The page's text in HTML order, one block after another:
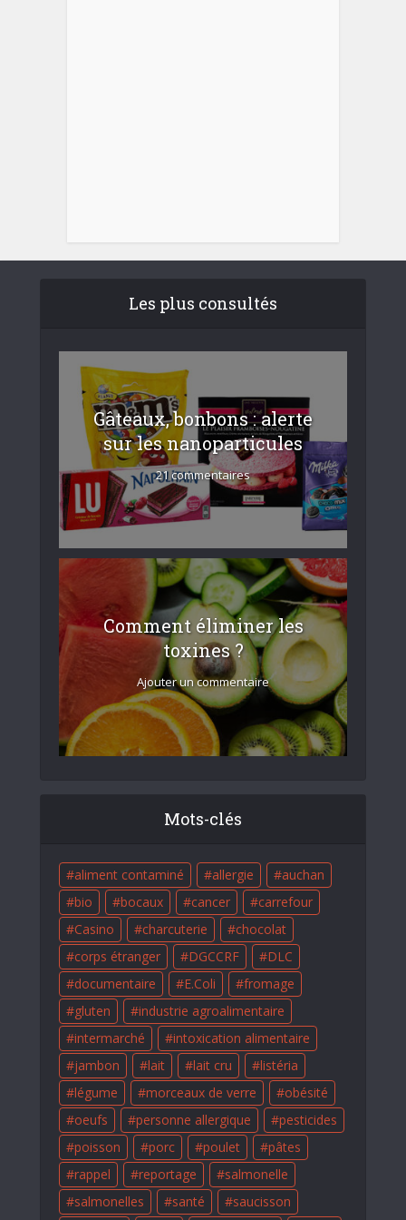
Les plus consultés
Gâteaux, bonbons : alerte
sur les nanoparticules
21 commentaires
Comment éliminer les
toxines ?
Ajouter un commentaire
Mots-clés
aliment contaminé allergie
auchan
bio
bocaux cancer
carrefour
Casino
charcuterie
chocolat
corps étranger
DGCCRF
DLC
documentaire
E.Coli
fromage
gluten
industrie agroalimentaire
intermarché
intoxication alimentaire
jambon
lait lait cru
listéria
légume
morceaux de verre
obésité
oeufs
personne allergique
pesticides
poisson
porc poulet
pâtes
rappel
reportage
salmonelle
salmonelles
santé
saucisson